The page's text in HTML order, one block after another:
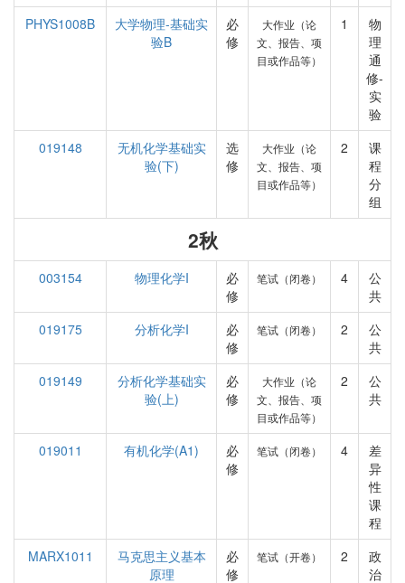
PHYS1008B
大学物理-基础实
验B
必
修
大作业（论
文、报告、项
目或作品等）
1
物
理
通
修-
实
验
019148
无机化学基础实
验(下)
选
修
大作业（论
文、报告、项
目或作品等）
2
课
程
分
组
2秋
003154 物理化学I
必
修
笔试（闭卷） 4
公
共
019175
分析化学I
必
修
笔试（闭卷） 2
公
共
019149
分析化学基础实
验(上)
必
修
大作业（论
文、报告、项
目或作品等）
2
公
共
019011 有机化学(A1)
必
修
笔试（闭卷） 4
差
异
性
课
程
MARX1011
马克思主义基本
原理
必
修
笔试（开卷） 2
政
治